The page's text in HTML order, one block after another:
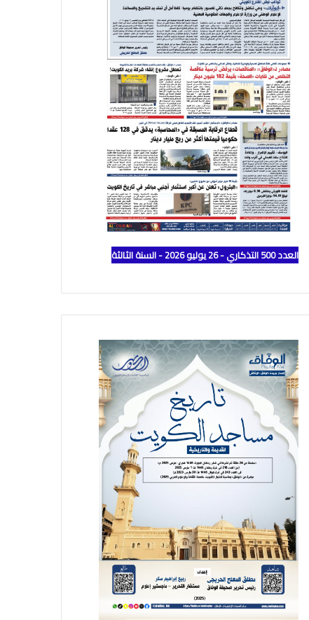
العدد 500 التذكاري - 26 يوليو 2026 - السنة الثالثة